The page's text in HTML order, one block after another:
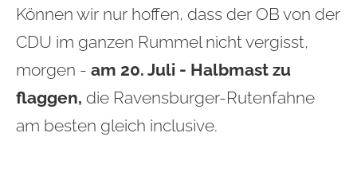
Können wir nur hoffen, dass der OB von der
CDU im ganzen Rummel nicht vergisst,
morgen - am 20. Juli - Halbmast zu
flaggen, die Ravensburger-Rutenfahne
am besten gleich inclusive.